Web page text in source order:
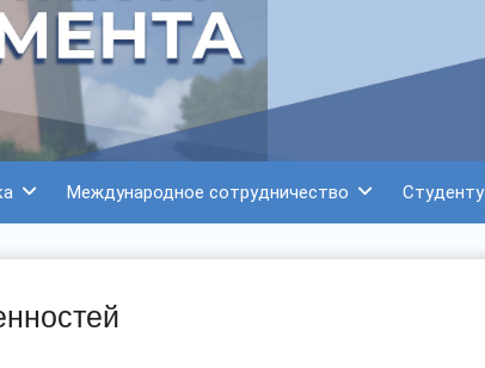
Международное сотрудничество Студенту